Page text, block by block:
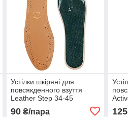
Устілки шкіряні для
повсякденного взуття
Leather Step 34-45
90₴/пара 125